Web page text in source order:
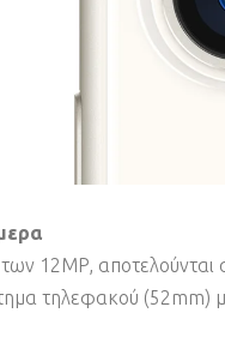
12MP,
τηλεφακού (52mm)